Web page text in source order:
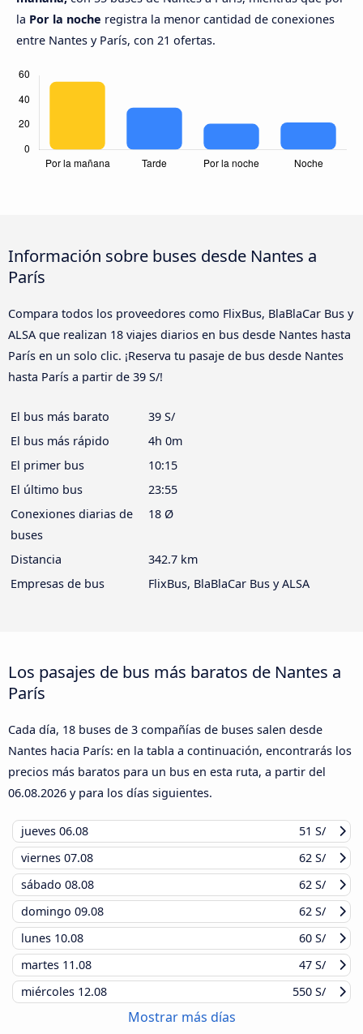
la Por la noche registra la menor cantidad de conexiones
entre Nantes y París, con 21 ofertas.
Información sobre buses desde Nantes a
París
Compara todos los proveedores como FlixBus, BlaBlaCar Bus y
ALSA que realizan 18 viajes diarios en bus desde Nantes hasta
París en un solo clic. ¡Reserva tu pasaje de bus desde Nantes
hasta París a partir de 39 S/!
El bus más barato
39 S/
El bus más rápido
4h 0m
El primer bus
10:15
El último bus
23:55
Conexiones diarias de
buses
18 Ø
Distancia
342.7 km
Empresas de bus
FlixBus, BlaBlaCar Bus y ALSA
Los pasajes de bus más baratos de Nantes a
París
Cada día, 18 buses de 3 compañías de buses salen desde
Nantes hacia París: en la tabla a continuación, encontrarás los
precios más baratos para un bus en esta ruta, a partir del
06.08.2026 y para los días siguientes.
jueves 06.08
51 S/
viernes 07.08
62 S/
sábado 08.08
62 S/
domingo 09.08
62 S/
lunes 10.08
60 S/
martes 11.08
47 S/
miércoles 12.08 550 S/
Mostrar más días